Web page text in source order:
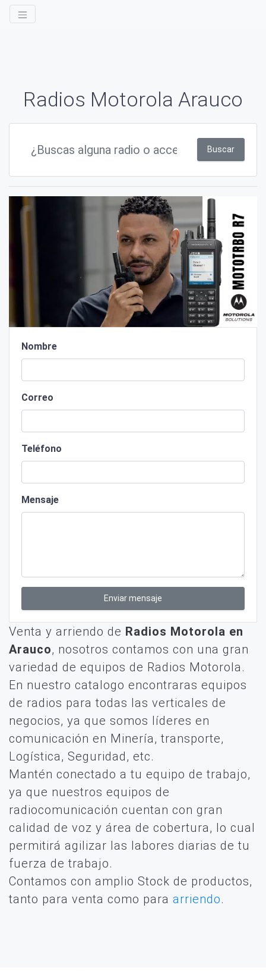
Radios Motorola Arauco
Buscar
Nombre
Correo
Teléfono
Mensaje
Enviar mensaje
Venta y arriendo de Radios Motorola en
Arauco, nosotros contamos con una gran
variedad de equipos de Radios Motorola.
En nuestro catalogo encontraras equipos
de radios para todas las verticales de
negocios, ya que somos líderes en
comunicación en Minería, transporte,
Logística, Seguridad, etc.
Mantén conectado a tu equipo de trabajo,
ya que nuestros equipos de
radiocomunicación cuentan con gran
calidad de voz y área de cobertura, lo cual
permitirá agilizar las labores diarias de tu
fuerza de trabajo.
Contamos con amplio Stock de productos,
tanto para venta como para arriendo.